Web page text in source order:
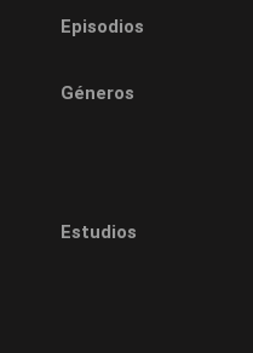
Episodios
Géneros
Estudios